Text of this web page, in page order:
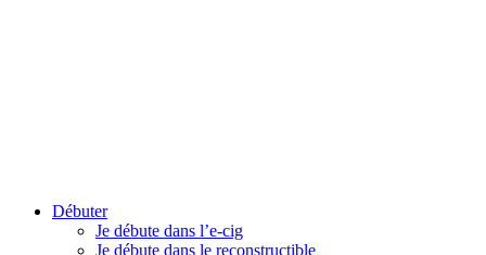
Débuter
Je débute dans l’e-cig
Je débute dans le reconstructible